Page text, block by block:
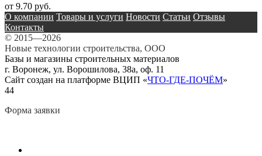
от 9.70 руб.
О компании Товары и услуги Новости Статьи Отзывы
Контакты
© 2015—2026
Новые технологии строительства, ООО
Базы и магазины строительных материалов
г. Воронеж, ул. Ворошилова, 38а, оф. 11
Сайт создан на платформе ВЦИП «ЧТО-ГДЕ-ПОЧЁМ»
44
Форма заявки